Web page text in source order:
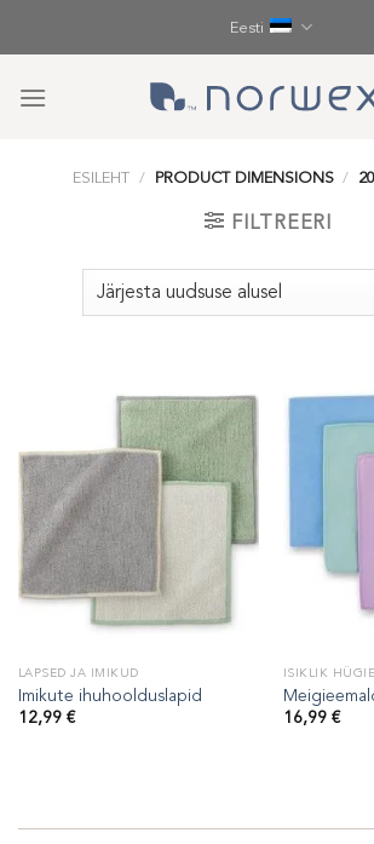
Eesti
ESILEHT / PRODUCT DIMENSIONS /
FILTREERI
LAPSED JA IMIKUD
Imikute ihuhoolduslapid
12,99 €
ISIKLIK
16,99 €